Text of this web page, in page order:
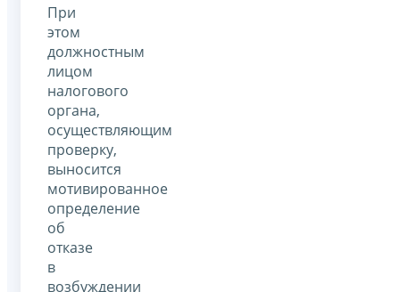
При
этом
должностным
лицом
налогового
органа,
осуществляющим
проверку,
выносится
мотивированное
определение
об
отказе
в
возбуждении